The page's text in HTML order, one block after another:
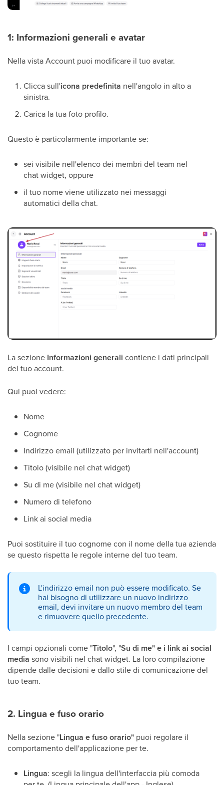
1: Informazioni generali e avatar
Nella vista Account puoi modificare il tuo avatar.
Clicca sull'icona predefinita nell'angolo in alto a
sinistra.
Carica la tua foto profilo.
Questo è particolarmente importante se:
sei visibile nell'elenco dei membri del team nel
chat widget, oppure
il tuo nome viene utilizzato nei messaggi
automatici della chat.
La sezione Informazioni generali contiene i dati principali
del tuo account.
Qui puoi vedere:
Nome
Cognome
Indirizzo email (utilizzato per invitarti nell'account)
Titolo (visibile nel chat widget)
Su di me (visibile nel chat widget)
Numero di telefono
Link ai social media
Puoi sostituire il tuo cognome con il nome della tua azienda
se questo rispetta le regole interne del tuo team.
L'indirizzo email non può essere modificato. Se
hai bisogno di utilizzare un nuovo indirizzo
email, devi invitare un nuovo membro del team
e rimuovere quello precedente.
I campi opzionali come "Titolo", "Su di me" e i link ai social
media sono visibili nel chat widget. La loro compilazione
dipende dalle decisioni e dallo stile di comunicazione del
tuo team.
2. Lingua e fuso orario
Nella sezione "Lingua e fuso orario" puoi regolare il
comportamento dell'applicazione per te.
Lingua: scegli la lingua dell'interfaccia più comoda